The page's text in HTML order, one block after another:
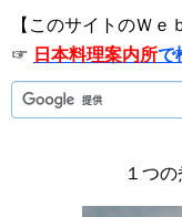
【このサイトのＷｅ
☞ 日本料理案内所で
１つ